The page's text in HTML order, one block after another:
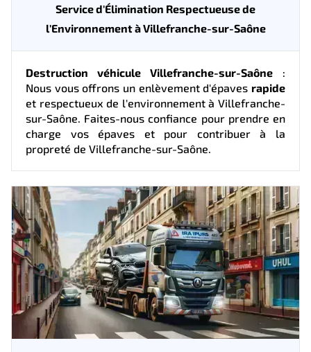
Service d'Élimination Respectueuse de
l'Environnement à Villefranche-sur-Saône
Destruction véhicule Villefranche-sur-Saône :
Nous vous offrons un enlèvement d'épaves rapide
et respectueux de l'environnement à Villefranche-
sur-Saône. Faites-nous confiance pour prendre en
charge vos épaves et pour contribuer à la
propreté de Villefranche-sur-Saône.